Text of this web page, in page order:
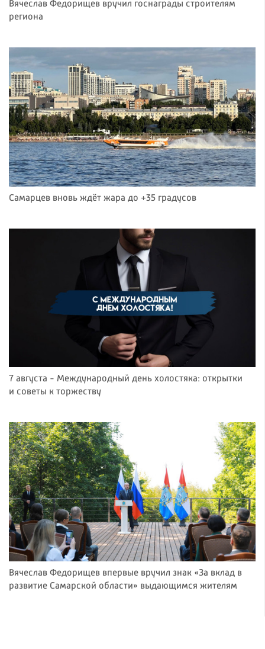
Вячеслав Федорищев вручил госнаграды строителям
региона
Самарцев вновь ждёт жара до +35 градусов
7 августа - Международный день холостяка: открытки
и советы к торжеству
Вячеслав Федорищев впервые вручил знак «За вклад в
развитие Самарской области» выдающимся жителям